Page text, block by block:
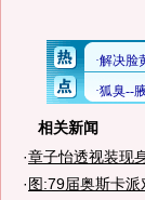
相关新闻
·章子怡透视装现
·图:79届奥斯卡